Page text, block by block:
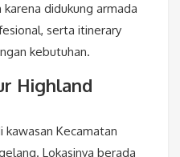
didukung armada
serta itinerary
kebutuhan.
Highland
kawasan Kecamatan
Lokasinya berada